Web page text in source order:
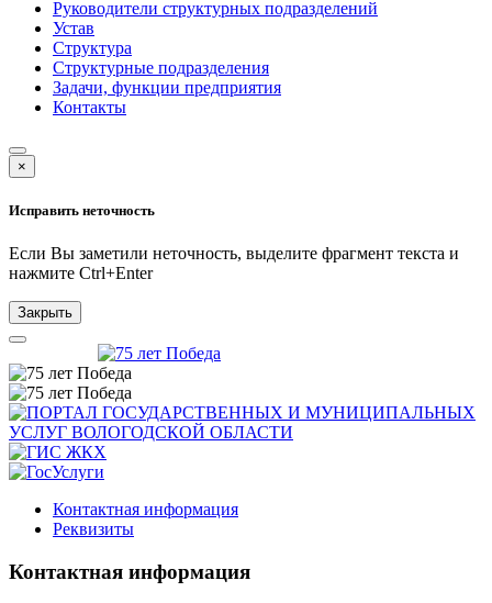
Руководители структурных подразделений
Устав
Структура
Структурные подразделения
Задачи, функции предприятия
Контакты
×
Исправить неточность
Если Вы заметили неточность, выделите фрагмент текста и
нажмите Ctrl+Enter
Закрыть
Контактная информация
Реквизиты
Контактная информация